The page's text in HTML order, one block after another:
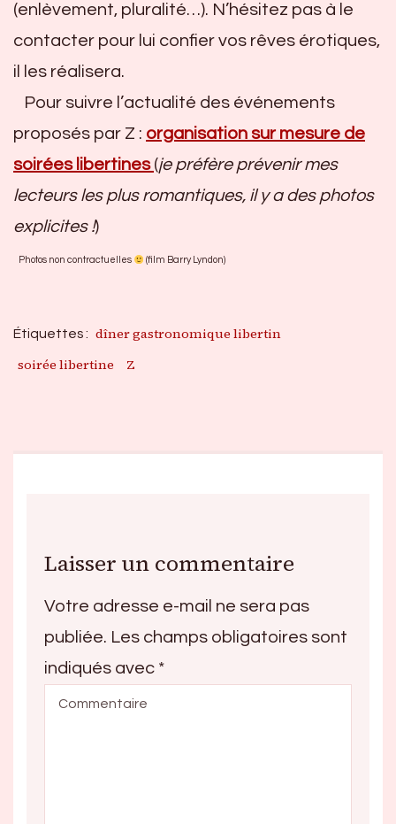
(enlèvement, pluralité…). N’hésitez pas à le
contacter pour lui confier vos rêves érotiques,
il les réalisera.
Pour suivre l’actualité des événements
proposés par Z : organisation sur mesure de
soirées libertines (je préfère prévenir mes
lecteurs les plus romantiques, il y a des photos
explicites !)
Photos non contractuelles (film Barry Lyndon)
Étiquettes : dîner gastronomique libertin
soirée libertine
Z
Laisser un commentaire
Votre adresse e-mail ne sera pas
publiée. Les champs obligatoires sont
indiqués avec *